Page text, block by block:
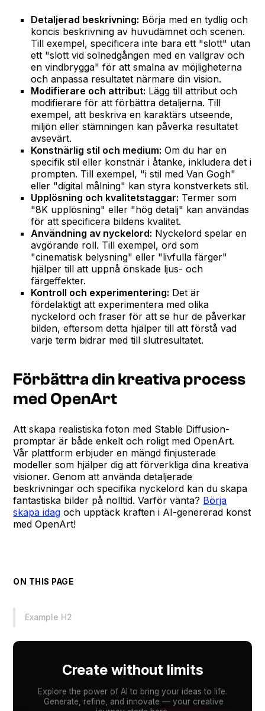
Detaljerad beskrivning: Börja med en tydlig och
koncis beskrivning av huvudämnet och scenen.
Till exempel, specificera inte bara ett "slott" utan
ett "slott vid solnedgången med en vallgrav och
en vindbrygga" för att smalna av möjligheterna
och anpassa resultatet närmare din vision.
Modifierare och attribut: Lägg till attribut och
modifierare för att förbättra detaljerna. Till
exempel, att beskriva en karaktärs utseende,
miljön eller stämningen kan påverka resultatet
avsevärt.
Konstnärlig stil och medium: Om du har en
specifik stil eller konstnär i åtanke, inkludera det i
prompten. Till exempel, "i stil med Van Gogh"
eller "digital målning" kan styra konstverkets stil.
Upplösning och kvalitetstaggar: Termer som
"8K upplösning" eller "hög detalj" kan användas
för att specificera bildens kvalitet.
Användning av nyckelord: Nyckelord spelar en
avgörande roll. Till exempel, ord som
"cinematisk belysning" eller "livfulla färger"
hjälper till att uppnå önskade ljus- och
färgeffekter.
Kontroll och experimentering: Det är
fördelaktigt att experimentera med olika
nyckelord och fraser för att se hur de påverkar
bilden, eftersom detta hjälper till att förstå vad
varje term bidrar med till slutresultatet.
Förbättra din kreativa process
med OpenArt
Att skapa realistiska foton med Stable Diffusion-
promptar är både enkelt och roligt med OpenArt.
Vår plattform erbjuder en mängd finjusterade
modeller som hjälper dig att förverkliga dina kreativa
visioner. Genom att använda detaljerade
beskrivningar och specifika nyckelord kan du skapa
fantastiska bilder på nolltid. Varför vänta? Börja
skapa idag och upptäck kraften i AI-genererad konst
med OpenArt!
ON THIS PAGE
Example H2
Create without limits
Explore the power of AI to bring your ideas to life.
Generate, refine, and innovate — your creative